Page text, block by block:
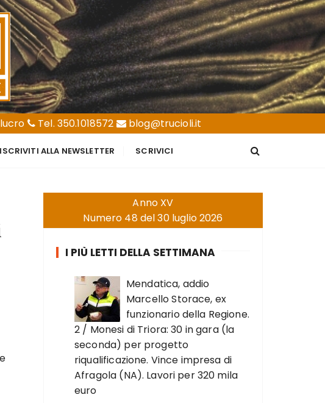
Tel. 350.1018572 blog@trucioli.it
ISCRIVITI ALLA NEWSLETTER SCRIVICI
Anno XV
Numero 48 del 30 luglio 2026
I PIÙ LETTI DELLA SETTIMANA
Mendatica, addio
Marcello Storace, ex
funzionario della Regione.
2 / Monesi di Triora: 30 in gara (la
seconda) per progetto
riqualificazione. Vince impresa di
Afragola (NA). Lavori per 320 mila
euro